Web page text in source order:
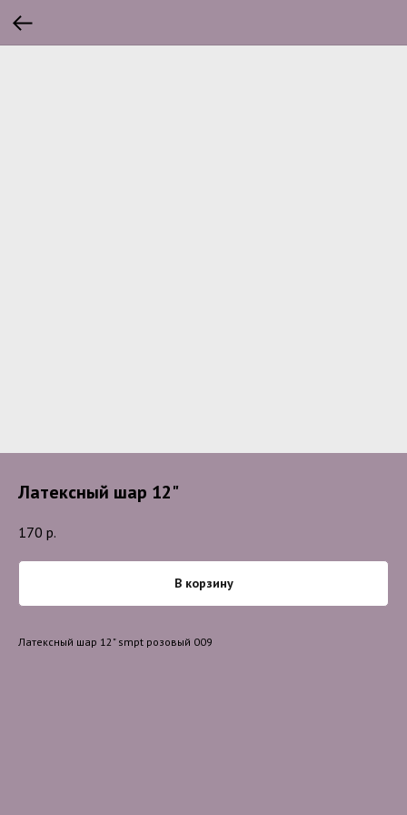
Латексный шар 12"
170 р.
В корзину
Латексный шар 12" smpt розовый 009